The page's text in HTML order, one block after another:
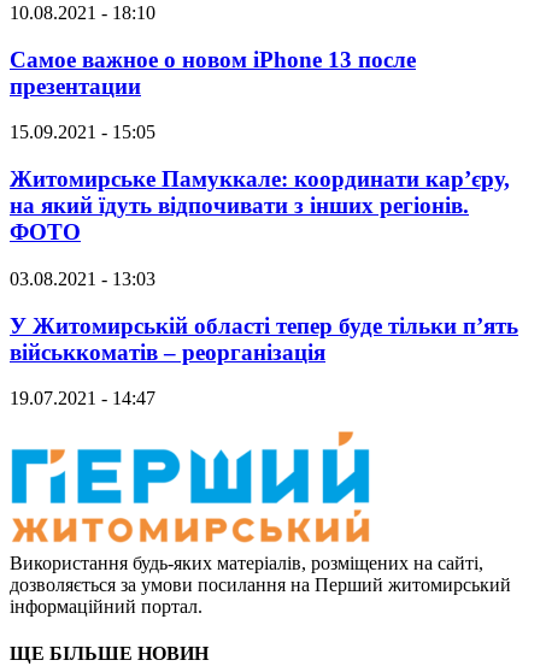
10.08.2021 - 18:10
Самое важное о новом iPhone 13 после
презентации
15.09.2021 - 15:05
Житомирське Памуккале: координати кар’єру,
на який їдуть відпочивати з інших регіонів.
ФОТО
03.08.2021 - 13:03
У Житомирській області тепер буде тільки п’ять
військкоматів – реорганізація
19.07.2021 - 14:47
Використання будь-яких матеріалів, розміщених на сайті,
дозволяється за умови посилання на Перший житомирський
інформаційний портал.
ЩЕ БІЛЬШЕ НОВИН